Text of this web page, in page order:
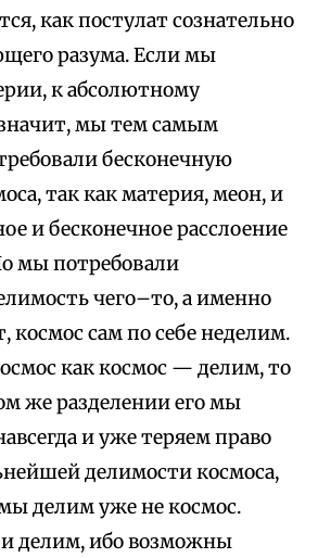
как постулат сознательно
разума. Если мы
к абсолютному
мы тем самым
бесконечную
так как материя, меон, и
и бесконечное расслоение
мы потребовали
чего–то, а именно
космос сам по себе неделим.
как космос — делим, то
же разделении его мы
и уже теряем право
делимости космоса,
делим уже не космос.
и делим, ибо возможны